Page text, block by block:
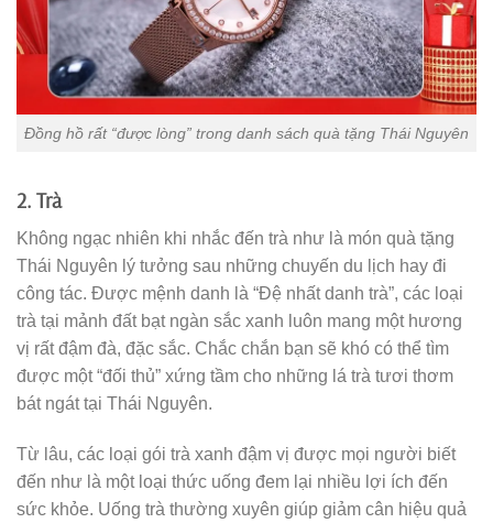
Đồng hồ rất “được lòng” trong danh sách quà tặng Thái Nguyên
2. Trà
Không ngạc nhiên khi nhắc đến trà như là món quà tặng
Thái Nguyên lý tưởng sau những chuyến du lịch hay đi
công tác. Được mệnh danh là “Đệ nhất danh trà”, các loại
trà tại mảnh đất bạt ngàn sắc xanh luôn mang một hương
vị rất đậm đà, đặc sắc. Chắc chắn bạn sẽ khó có thể tìm
được một “đối thủ” xứng tầm cho những lá trà tươi thơm
bát ngát tại Thái Nguyên.
Từ lâu, các loại gói trà xanh đậm vị được mọi người biết
đến như là một loại thức uống đem lại nhiều lợi ích đến
sức khỏe. Uống trà thường xuyên giúp giảm cân hiệu quả